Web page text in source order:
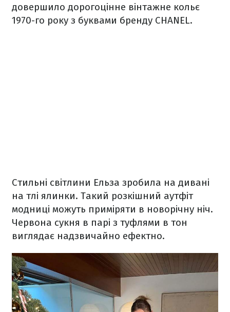
довершило дорогоцінне вінтажне кольє
1970-го року з буквами бренду CHANEL.
Стильні світлини Ельза зробила на дивані
на тлі ялинки. Такий розкішний аутфіт
модниці можуть приміряти в новорічну ніч.
Червона сукня в парі з туфлями в тон
виглядає надзвичайно ефектно.